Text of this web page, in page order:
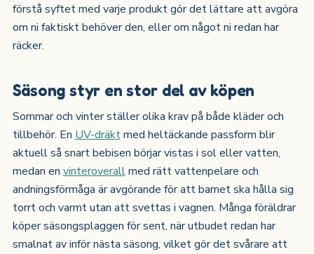
förstå syftet med varje produkt gör det lättare att avgöra
om ni faktiskt behöver den, eller om något ni redan har
räcker.
Säsong styr en stor del av köpen
Sommar och vinter ställer olika krav på både kläder och
tillbehör. En UV-dräktmed heltäckande passform blir
aktuell så snart bebisen börjar vistas i sol eller vatten,
medan en vinteroverallmed rätt vattenpelare och
andningsförmåga är avgörande för att barnet ska hålla sig
torrt och varmt utan att svettas i vagnen. Många föräldrar
köper säsongsplaggen för sent, när utbudet redan har
smalnat av inför nästa säsong, vilket gör det svårare att